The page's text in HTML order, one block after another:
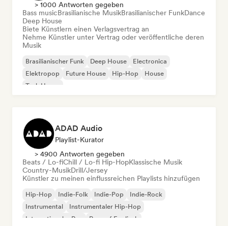
> 1000 Antworten gegeben
Bass musicBrasilianische MusikBrasilianischer FunkDance
Deep House
Biete Künstlern einen Verlagsvertrag an
Nehme Künstler unter Vertrag oder veröffentliche deren
Musik
Brasilianischer Funk Deep House
Electronica
Elektropop
Future House Hip-Hop
House
Tech House
ADAD Audio
Playlist-Kurator
> 4900 Antworten gegeben
Beats / Lo-fiChill / Lo-fi Hip-HopKlassische Musik
Country-MusikDrill/Jersey
Künstler zu meinen einflussreichen Playlists hinzufügen
Hip-Hop Indie-Folk Indie-Pop
Indie-Rock
Instrumental
Instrumentaler Hip-Hop
Internationaler Rap
Rap auf Englisch